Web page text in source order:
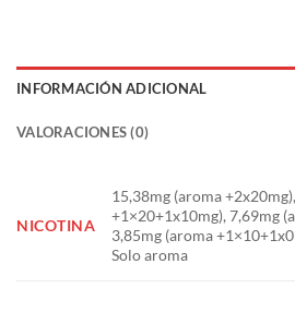
INFORMACIÓN ADICIONAL
VALORACIONES (0)
NICOTINA
15,38mg (aroma
+1×20+1x10mg), 7,69mg
3,85mg (aroma
Solo aroma